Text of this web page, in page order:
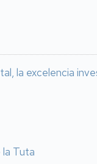
la excelencia
la Tuta